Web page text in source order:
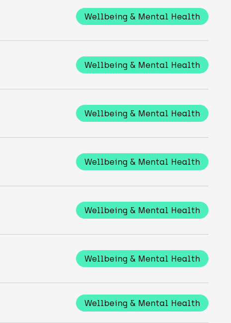
Wellbeing & Mental Health
Wellbeing & Mental Health
Wellbeing & Mental Health
Wellbeing & Mental Health
Wellbeing & Mental Health
Wellbeing & Mental Health
Wellbeing & Mental Health